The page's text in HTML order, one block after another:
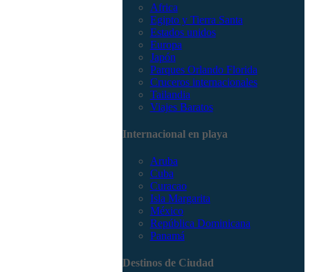
Africa
Egipto y Tierra Santa
Estados unidos
Europa
Japón
Parques Orlando Florida
Cruceros internacionales
Tailandia
Viajes Baratos
Internacional en playa
Aruba
Cuba
Curacao
Isla Margarita
México
República Dominicana
Panamá
Destinos de Ciudad